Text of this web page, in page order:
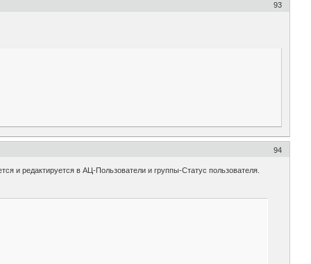
93
94
и редактируется в АЦ-Пользователи и группы-Статус пользователя.